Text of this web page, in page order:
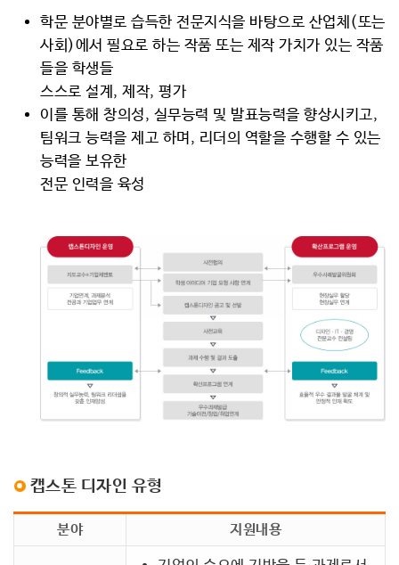
학문 분야별로 습득한 전문지식을 바탕으로 산업체(또는
사회)에서 필요로 하는 작품 또는 제작 가치가 있는 작품
들을 학생들
스스로 설계, 제작, 평가
이를 통해 창의성, 실무능력 및 발표능력을 향상시키고,
팀워크 능력을 제고 하며, 리더의 역할을 수행할 수 있는
능력을 보유한
전문 인력을 육성
캡스톤 디자인 유형
분야 지원내용